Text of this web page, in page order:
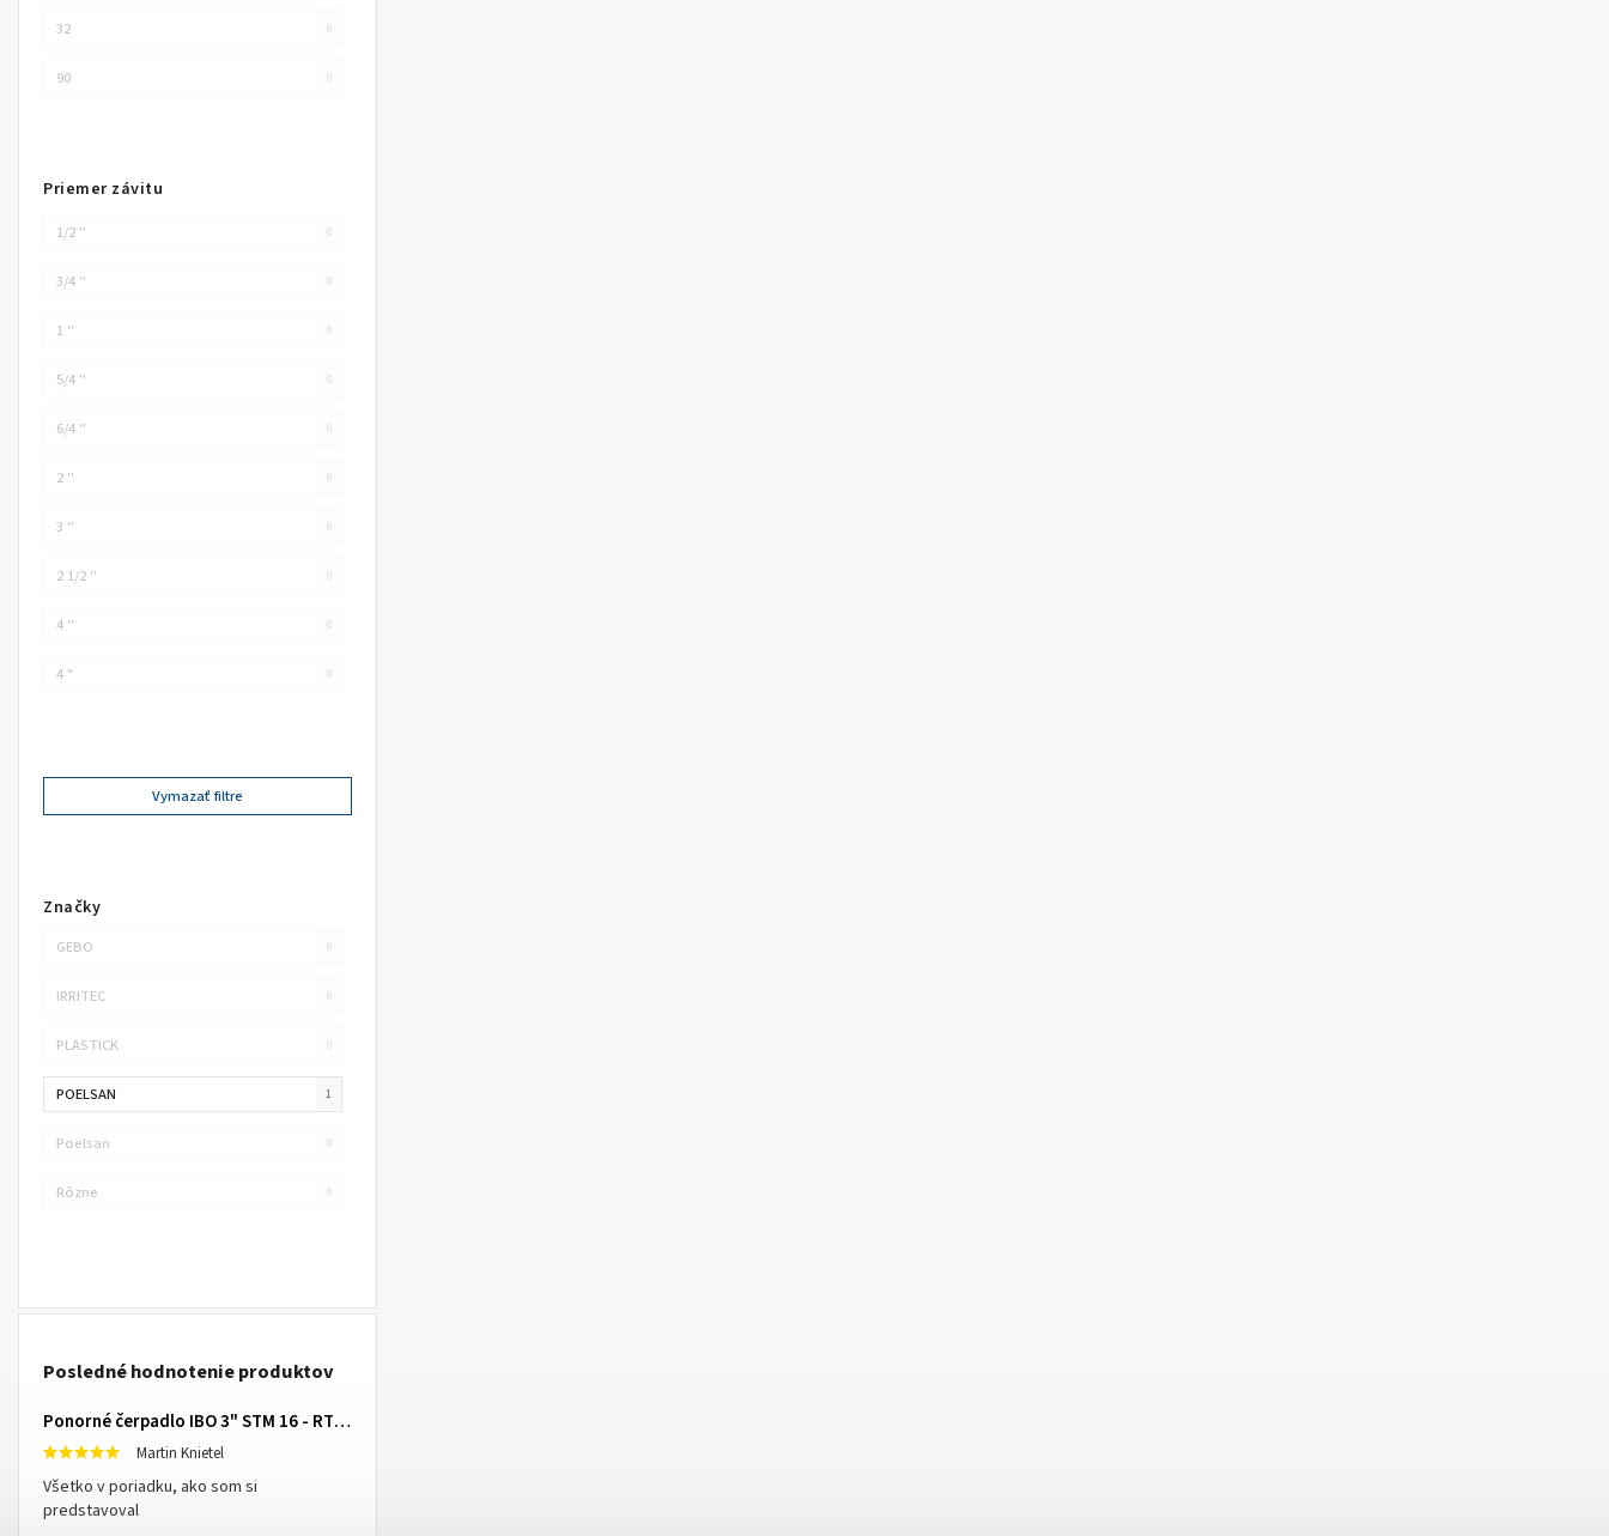
Značky
GEBO 0
IRRITEC 0
PLASTICK 0
POELSAN 1
Poelsan 0
Rôzne 0
32 0
90 0
Priemer závitu
1/2 '' 0
3/4 '' 0
1 '' 0
5/4 '' 0
6/4 '' 0
2 '' 0
3 '' 0
2 1/2 '' 0
4 '' 0
4 " 0
Vymazať filtre
Posledné hodnotenie produktov
Ponorné čerpadlo IBO 3" STM 16 - RTS s 20m káblom
Martin Knietel
Všetko v poriadku, ako som si
predstavoval